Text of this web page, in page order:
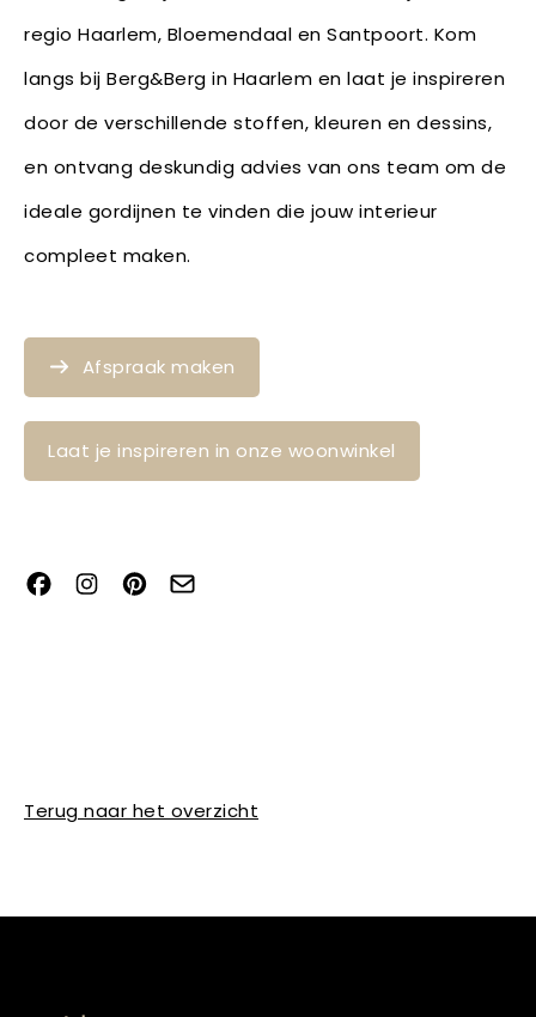
regio Haarlem, Bloemendaal en Santpoort. Kom
langs bij Berg&Berg in Haarlem en laat je inspireren
door de verschillende stoffen, kleuren en dessins,
en ontvang deskundig advies van ons team om de
ideale gordijnen te vinden die jouw interieur
compleet maken.
Afspraak maken
Laat je inspireren in onze woonwinkel
Terug naar het overzicht